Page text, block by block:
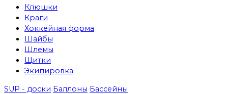
Клюшки
Краги
Хоккейная форма
Шайбы
Шлемы
Щитки
Экипировка
SUP - доски Баллоны Бассейны